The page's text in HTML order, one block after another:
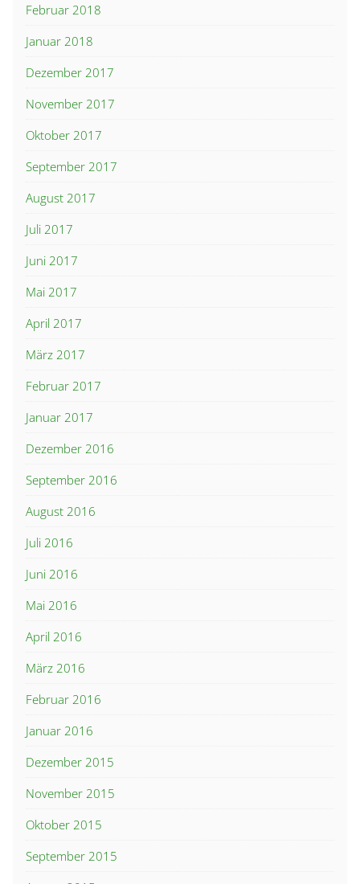
Februar 2018
Januar 2018
Dezember 2017
November 2017
Oktober 2017
September 2017
August 2017
Juli 2017
Juni 2017
Mai 2017
April 2017
März 2017
Februar 2017
Januar 2017
Dezember 2016
September 2016
August 2016
Juli 2016
Juni 2016
Mai 2016
April 2016
März 2016
Februar 2016
Januar 2016
Dezember 2015
November 2015
Oktober 2015
September 2015